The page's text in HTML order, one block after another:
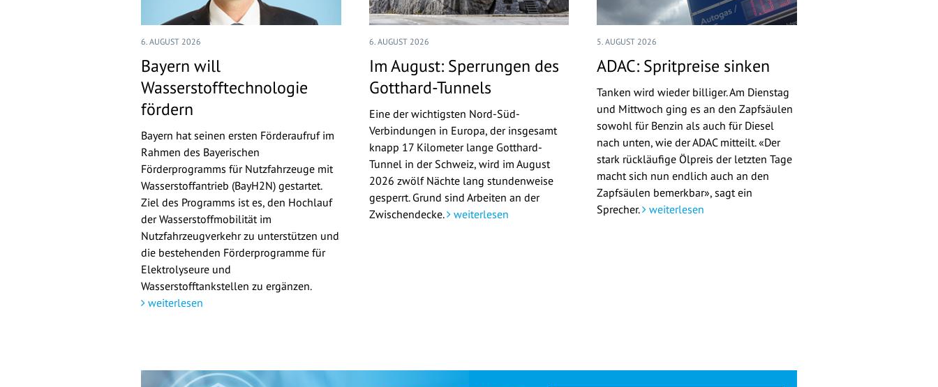
6. AUGUST 2026
Bayern will
Wasserstofftechnologie
fördern
Bayern hat seinen ersten Förderaufruf im
Rahmen des Bayerischen
Förderprogramms für Nutzfahrzeuge mit
Wasserstoffantrieb (BayH2N) gestartet.
Ziel des Programms ist es, den Hochlauf
der Wasserstoffmobilität im
Nutzfahrzeugverkehr zu unterstützen und
die bestehenden Förderprogramme für
Elektrolyseure und
Wasserstofftankstellen zu ergänzen.
weiterlesen
6. AUGUST 2026
Im August: Sperrungen des
Gotthard-Tunnels
Eine der wichtigsten Nord-Süd-
Verbindungen in Europa, der insgesamt
knapp 17 Kilometer lange Gotthard-
Tunnel in der Schweiz, wird im August
2026 zwölf Nächte lang stundenweise
gesperrt. Grund sind Arbeiten an der
Zwischendecke. weiterlesen
5. AUGUST 2026
ADAC: Spritpreise sinken
Tanken wird wieder billiger. Am Dienstag
und Mittwoch ging es an den Zapfsäulen
sowohl für Benzin als auch für Diesel
nach unten, wie der ADAC mitteilt. «Der
stark rückläufige Ölpreis der letzten Tage
macht sich nun endlich auch an den
Zapfsäulen bemerkbar», sagt ein
Sprecher. weiterlesen